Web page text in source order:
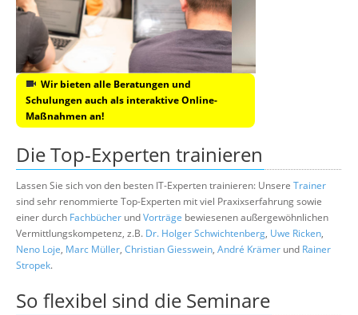
Wir bieten alle Beratungen und
Schulungen auch als interaktive Online-
Maßnahmen an!
Die Top-Experten trainieren
Lassen Sie sich von den besten IT-Experten trainieren: Unsere Trainer
sind sehr renommierte Top-Experten mit viel Praxixserfahrung sowie
einer durch Fachbücher undVorträge bewiesenen außergewöhnlichen
Vermittlungskompetenz, z.B. Dr. Holger Schwichtenberg, Uwe Ricken,
Neno Loje, Marc Müller, Christian Giesswein, André Krämer und Rainer
Stropek.
So flexibel sind die Seminare